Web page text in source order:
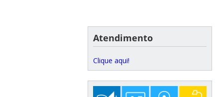
Atendimento
Clique aqui!